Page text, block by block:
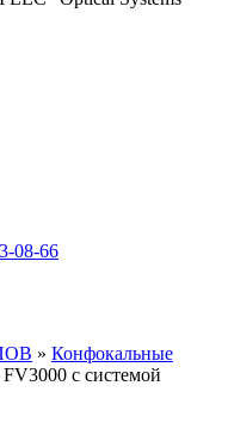
08-66
» Конфокальные
с системой